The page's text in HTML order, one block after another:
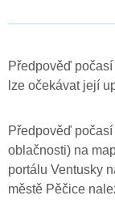
Předpověď
lze očekávat její
Předpověď
oblačnosti) na
portálu Ventusky
městě Pěčice